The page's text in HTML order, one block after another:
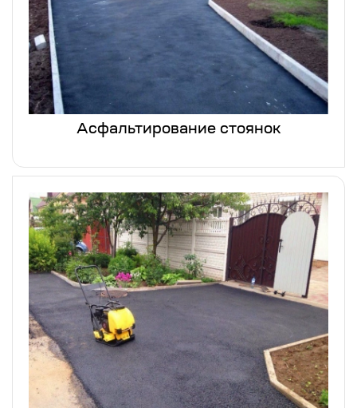
Асфальтирование стоянок